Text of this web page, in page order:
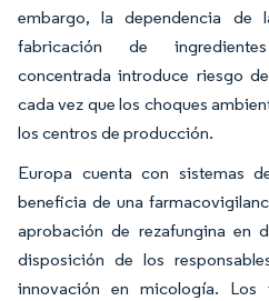
embargo, la dependencia
fabricación de
concentrada introduce riesgo
cada vez que los choques
los centros de producción.
Europa cuenta con sistemas
beneficia de una
aprobación de rezafungina en
disposición de los
innovación en micología. Los